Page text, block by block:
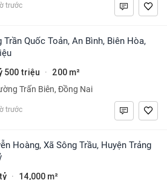
trước
triệu
500 triệu · 200 m²
Trấn Biên, Đồng Nai
trước
· 14,000 m²